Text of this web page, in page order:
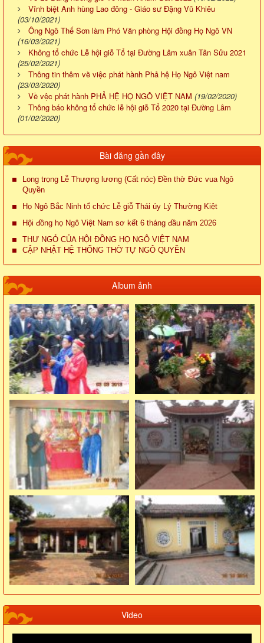
Vĩnh biệt Anh hùng Lao đông - Giáo sư Đặng Vũ Khiêu
(03/10/2021)
Ông Ngô Thế Sơn làm Phó Văn phòng Hội đồng Họ Ngô VN
(16/03/2021)
Không tổ chức Lễ hội giỗ Tổ tại Đường Lâm xuân Tân Sửu 2021
(25/02/2021)
Thông tin thêm về việc phát hành Phả hệ Họ Ngô Việt nam
(23/03/2020)
Về vệc phát hành PHẢ HỆ HỌ NGÔ VIỆT NAM (19/02/2020)
Thông báo không tổ chức lễ hội giỗ Tổ 2020 tại Đường Lâm
(01/02/2020)
Bài đăng gần đây
Long trọng Lễ Thượng lương (Cất nóc) Đền thờ Đức vua Ngô
Quyền
Họ Ngô Bắc Ninh tổ chức Lễ giỗ Thái úy Lý Thường Kiệt
Hội đồng họ Ngô Việt Nam sơ kết 6 tháng đầu năm 2026
THƯ NGỎ CỦA HỘI ĐỒNG HỌ NGÔ VIỆT NAM
CẬP NHẬT HỆ THỐNG THỜ TỰ NGÔ QUYỀN
Album ảnh
Video